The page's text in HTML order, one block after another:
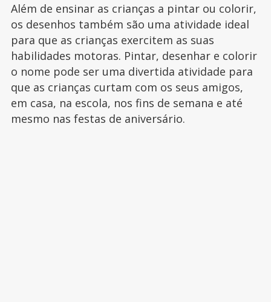
Além de ensinar as crianças a pintar ou colorir,
os desenhos também são uma atividade ideal
para que as crianças exercitem as suas
habilidades motoras. Pintar, desenhar e colorir
o nome pode ser uma divertida atividade para
que as crianças curtam com os seus amigos,
em casa, na escola, nos fins de semana e até
mesmo nas festas de aniversário.